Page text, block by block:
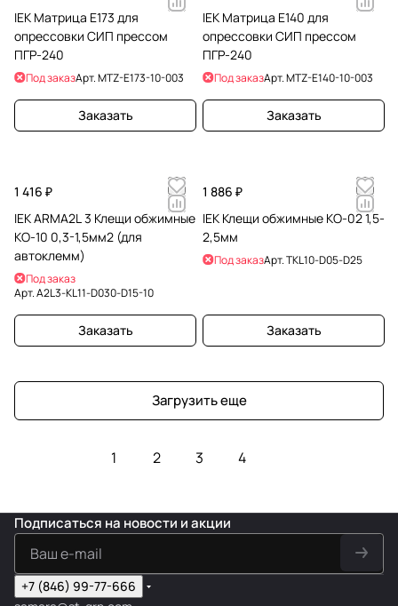
IEK Матрица E173 для
опрессовки СИП прессом
ПГР-240
Под заказАрт.MTZ-E173-10-003
Заказать
IEK Матрица E140 для
опрессовки СИП прессом
ПГР-240
Под заказАрт.MTZ-E140-10-003
Заказать
1 416 ₽
IEK ARMA2L 3 Клещи обжимные
КО-10 0,3-1,5мм2 (для
автоклемм)
Под заказ
Арт.A2L3-KL11-D030-D15-10
Заказать
1 886 ₽
IEK Клещи обжимные КО-02 1,5-
2,5мм
Под заказАрт.TKL10-D05-D25
Заказать
Загрузить еще
1 2 3 4
Подписаться на новости и акции
+7 (846) 99-77-666